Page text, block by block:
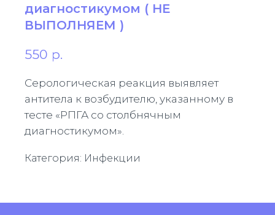
диагностикумом ( НЕ
ВЫПОЛНЯЕМ )
550 р.
Серологическая реакция выявляет
антитела к возбудителю, указанному в
тесте «РПГА со столбнячным
диагностикумом».
Категория: Инфекции